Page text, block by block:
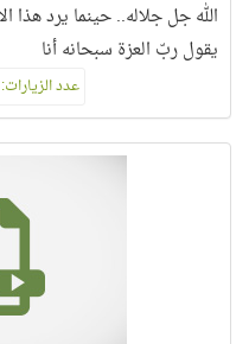
الله جل جلاله.. حينما يرد هذا
يقول ربّ العزة سبحانه أنا
عدد الزيارات: